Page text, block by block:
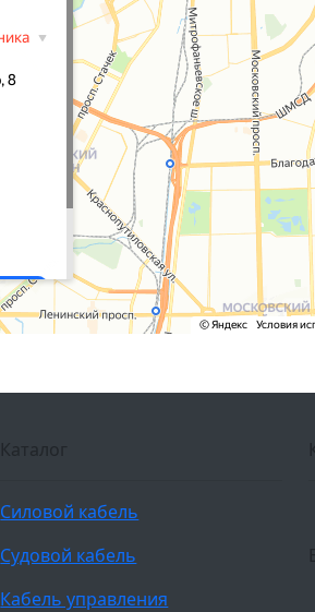
Каталог
Силовой кабель
Судовой кабель
Кабель управления